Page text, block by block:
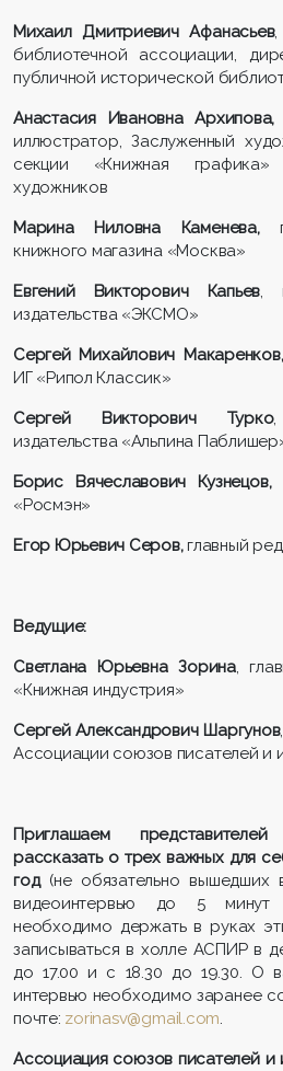
Михаил Дмитриевич Афанасьев,
библиотечной ассоциации,
публичной исторической
Анастасия Ивановна Архипова,
иллюстратор, Заслуженный
секции «Книжная
художников
Марина Ниловна Каменева,
книжного магазина «Москва»
Евгений Викторович Капьев,
издательства «ЭКСМО»
Сергей Михайлович
ИГ «Рипол Классик»
Сергей Викторович Турко,
издательства «Альпина
Борис Вячеславович Кузнецов,
«Росмэн»
Егор Юрьевич Серов,главный
Ведущие:
Светлана Юрьевна Зорина,
«Книжная индустрия»
Сергей Александрович Шаргунов
Ассоциации союзов писателей и
Приглашаем
рассказать о трех важных для
год(не обязательно вышедших
видеоинтервью до 5
необходимо держать в руках
записываться в холле АСПИР в
до 17.00 и с 18.30 до 19.30. О
интервью необходимо заранее
почте: zorinasv@gmail.com.
Ассоциация союзов писателей и